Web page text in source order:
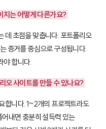
지는 어떻게 다른가요?
데 초점을 맞춥니다. 포트폴리오
증거를 중심으로 구성됩니다.
야 합니다.
오 사이트를 만들 수 있나요?
합니다. 1~2개의 프로젝트라도
내면 충분히 설득력 있는